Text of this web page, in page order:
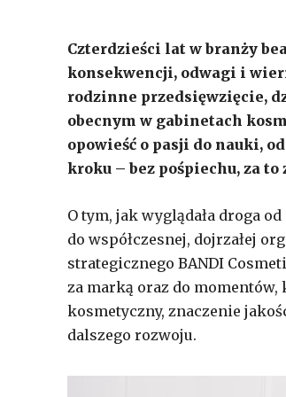
Czterdzieści lat w branży
konsekwencji, odwagi i
rodzinne przedsięwzięcie,
obecnym w gabinetach
opowieść o pasji do nauki,
kroku – bez pośpiechu, za to
O tym, jak wyglądała droga
do współczesnej, dojrzałej
strategicznego BANDI
za marką oraz do
kosmetyczny, znaczenie
dalszego rozwoju.